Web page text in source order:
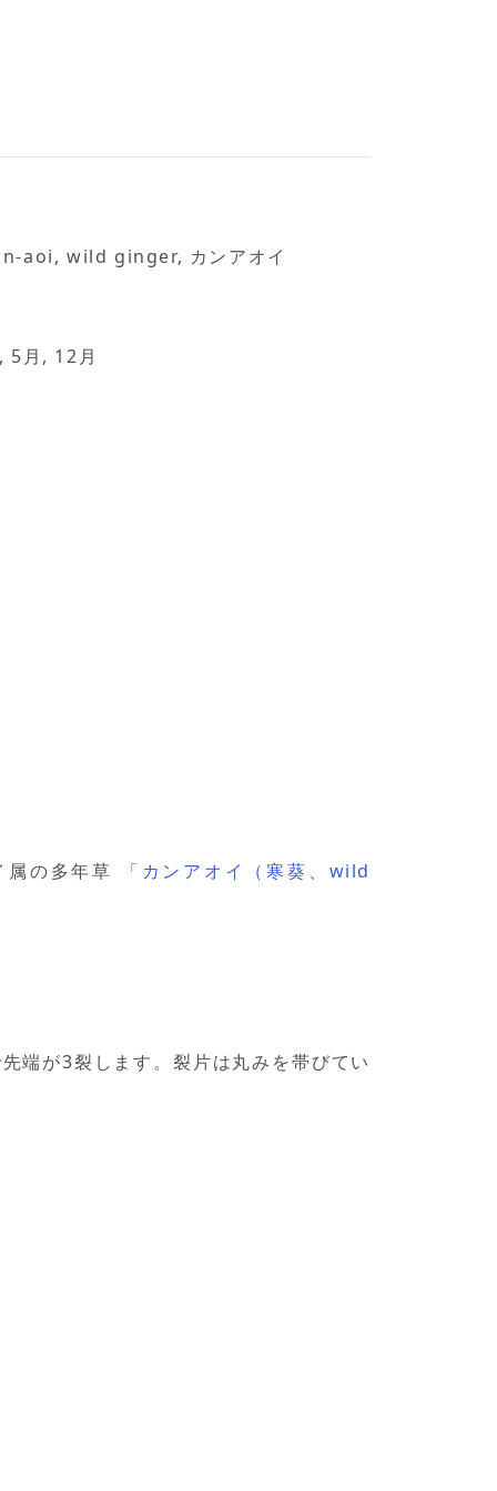
aoi, wild ginger, カンアオイ
5月, 12月
の多年草 「 カンアオイ（寒葵、wild
端が3裂します。裂片は丸みを帯びてい